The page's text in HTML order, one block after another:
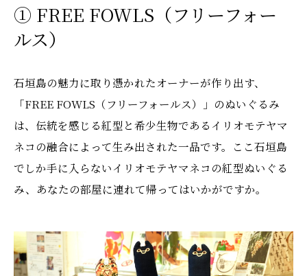
① FREE FOWLS（フリーフォー
ルス）
石垣島の魅力に取り憑かれたオーナーが作り出す、
「FREE FOWLS（フリーフォールス）」のぬいぐるみ
は、伝統を感じる紅型と希少生物であるイリオモテヤマ
ネコの融合によって生み出された一品です。ここ石垣島
でしか手に入らないイリオモテヤマネコの紅型ぬいぐる
み、あなたの部屋に連れて帰ってはいかがですか。